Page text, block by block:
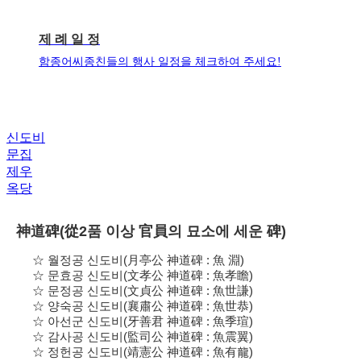
제 례 일 정
함종어씨종친들의 행사 일정을 체크하여 주세요!
신도비
문집
제우
옥당
神道碑(從2품 이상 官員의 묘소에 세운 碑)
☆ 월정공 신도비(月亭公 神道碑 : 魚 淵)
☆ 문효공 신도비(文孝公 神道碑 : 魚孝瞻)
☆ 문정공 신도비(文貞公 神道碑 : 魚世謙)
☆ 양숙공 신도비(襄肅公 神道碑 : 魚世恭)
☆ 아선군 신도비(牙善君 神道碑 : 魚季瑄)
☆ 감사공 신도비(監司公 神道碑 : 魚震翼)
☆ 정헌공 신도비(靖憲公 神道碑 : 魚有龍)